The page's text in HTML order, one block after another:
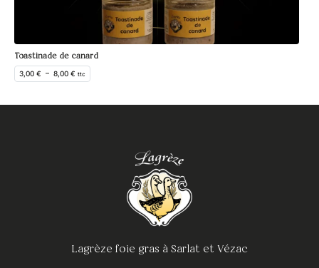
Toastinade de canard
3,00 € – 8,00 € ttc
Lagrèze foie gras à Sarlat et Vézac